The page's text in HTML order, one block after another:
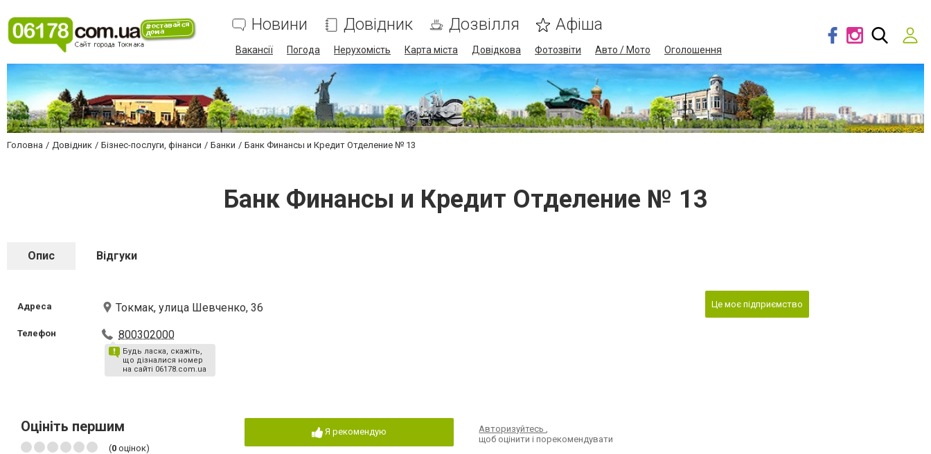
Новини Довідник Дозвілля Афіша
Вакансії Погода Нерухомість Карта міста Довідкова Фотозвіти Авто / Мото Оголошення
Головна Довідник Бізнес-послуги, фінанси Банки Банк Финансы и Кредит Отделение № 13
Банк Финансы и Кредит Отделение № 13
Опис Відгуки
Адреса Токмак, улица Шевченко, 36
Телефон 800302000
Будь ласка, скажіть,
що дізналися номер
на сайті 06178.com.ua
Оцініть першим
(0 оцінок)
Я рекомендую Авторизуйтесь,
щоб оцінити і порекомендувати
Це моє підприємство